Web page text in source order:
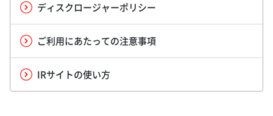
ディスクロージャーポリシー
ご利用にあたっての注意事項
IRサイトの使い方